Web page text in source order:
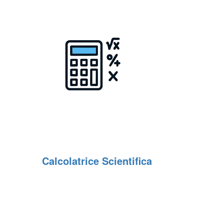
Calcolatrice Scientifica